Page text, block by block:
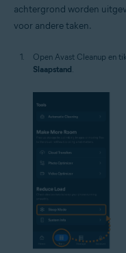
achtergrond worden
voor andere taken.
Open Avast Cleanup en
Slaapstand.